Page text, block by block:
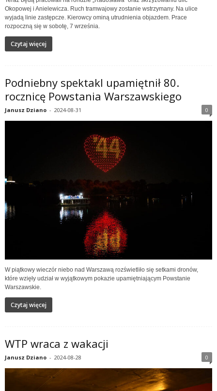
Okopowej i Anielewicza. Ruch tramwajowy zostanie wstrzymany. Na ulice
wyjadą linie zastępcze. Kierowcy ominą utrudnienia objazdem. Prace
rozpoczną się w sobotę, 7 września.
Czytaj więcej
Podniebny spektakl upamiętnił 80.
rocznicę Powstania Warszawskiego
Janusz Dziano - 2024-08-31 0
W piątkowy wieczór niebo nad Warszawą rozświetliło się setkami dronów,
które wzięły udział w wyjątkowym pokazie upamiętniającym Powstanie
Warszawskie.
Czytaj więcej
WTP wraca z wakacji
Janusz Dziano - 2024-08-28 0